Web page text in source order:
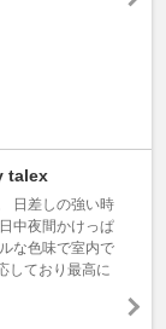
talex
日差しの強い時
中夜間かけっぱ
な色味で室内で
しており最高に